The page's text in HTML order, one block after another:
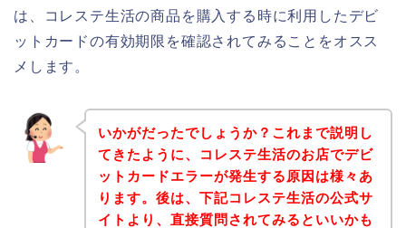
は、コレステ生活の商品を購入する時に利用したデビ
ットカードの有効期限を確認されてみることをオスス
メします。
いかがだったでしょうか？これまで説明し
てきたように、コレステ生活のお店でデビ
ットカードエラーが発生する原因は様々あ
ります。後は、下記コレステ生活の公式サ
イトより、直接質問されてみるといいかも